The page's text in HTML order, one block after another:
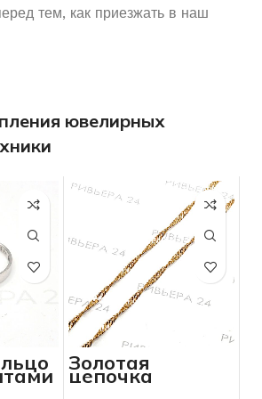
тем, как приезжать в наш
ювелирных
Золотая
цепочка
сингапур 585